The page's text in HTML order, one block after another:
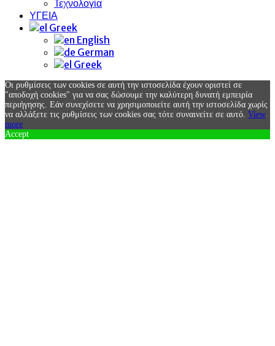
Τεχνολογία
ΥΓΕΙΑ
Greek
English
German
Greek
Οι ρυθμίσεις των cookies σε αυτή την ιστοσελίδα έχουν οριστεί σε
"αποδοχή cookies" για να σας δώσουμε την καλύτερη δυνατή εμπειρία
περιήγησης. Εάν συνεχίσετε να χρησιμοποιείτε αυτή την ιστοσελίδα χωρίς
να αλλάξετε τις ρυθμίσεις των cookies σας τότε συναινείτε σε αυτό. View
more
Accept